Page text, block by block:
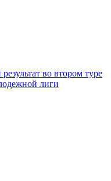
во втором туре
лиги